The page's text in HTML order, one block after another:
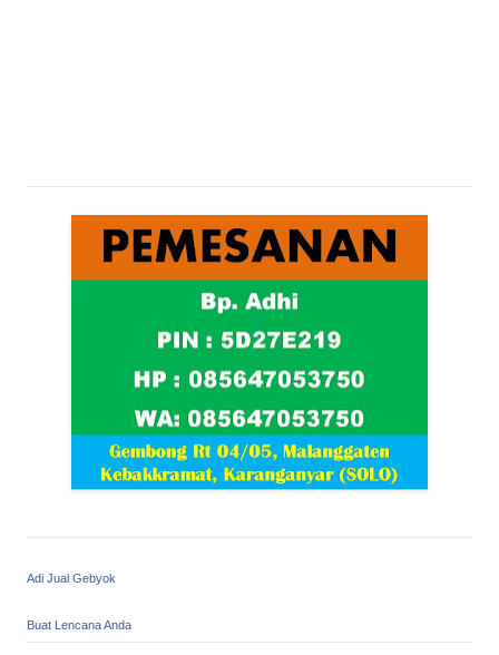
Adi Jual Gebyok
Buat Lencana Anda